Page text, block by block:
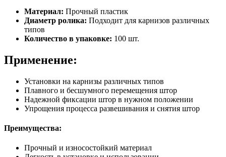
Материал: Прочный пластик
Диаметр ролика: Подходит для карнизов различных
типов
Количество в упаковке: 100 шт.
Применение:
Установки на карнизы различных типов
Плавного и бесшумного перемещения штор
Надежной фиксации штор в нужном положении
Упрощения процесса развешивания и снятия штор
Преимущества:
Прочный и износостойкий материал